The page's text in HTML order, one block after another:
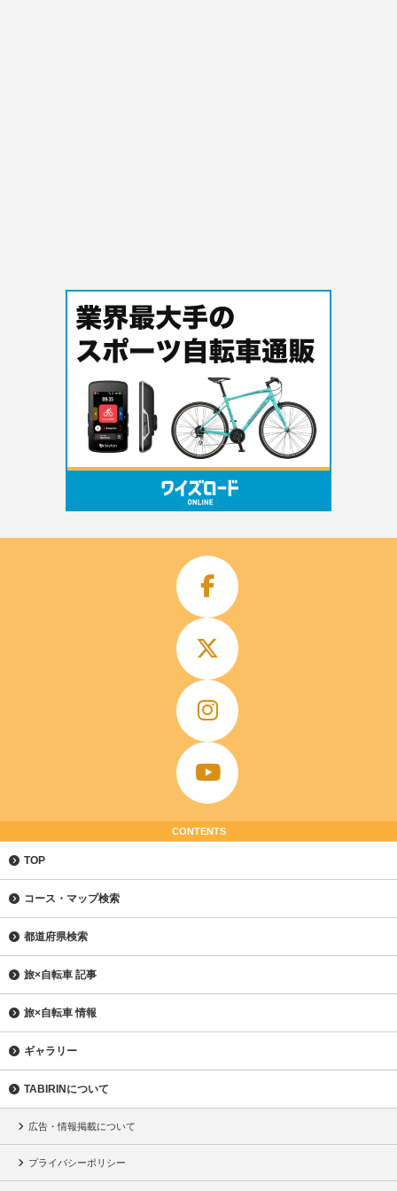
CONTENTS
TOP
コース・マップ検索
都道府県検索
旅×自転車 記事
旅×自転車 情報
ギャラリー
TABIRINについて
広告・情報掲載について
プライバシーポリシー